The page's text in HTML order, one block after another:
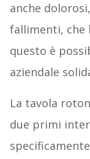
anche
fallimenti, che
questo è
aziendale
La tavola
due primi